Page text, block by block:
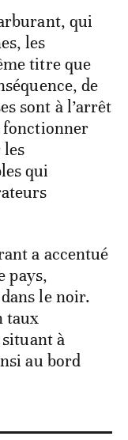
qui
les
titre que
de
sont à l’arrêt
fonctionner
qui
a accentué
pays,
le noir.
taux
à
au bord